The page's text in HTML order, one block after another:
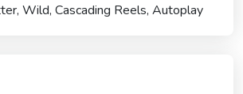
Wild, Cascading Reels, Autoplay